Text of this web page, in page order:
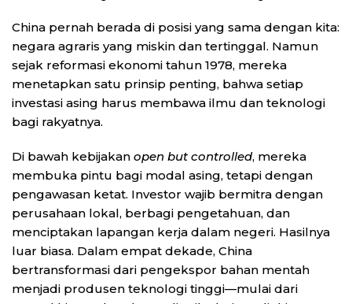
China pernah berada di posisi yang sama dengan kita:
negara agraris yang miskin dan tertinggal. Namun
sejak reformasi ekonomi tahun 1978, mereka
menetapkan satu prinsip penting, bahwa setiap
investasi asing harus membawa ilmu dan teknologi
bagi rakyatnya.
Di bawah kebijakan open but controlled, mereka
membuka pintu bagi modal asing, tetapi dengan
pengawasan ketat. Investor wajib bermitra dengan
perusahaan lokal, berbagi pengetahuan, dan
menciptakan lapangan kerja dalam negeri. Hasilnya
luar biasa. Dalam empat dekade, China
bertransformasi dari pengekspor bahan mentah
menjadi produsen teknologi tinggi—mulai dari